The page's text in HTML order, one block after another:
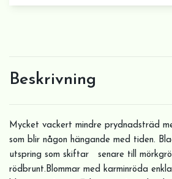
Beskrivning
Mycket vackert mindre prydnadsträd
som blir någon hängande med tiden.
utspring som skiftar senare till
rödbrunt.Blommar med karminröda